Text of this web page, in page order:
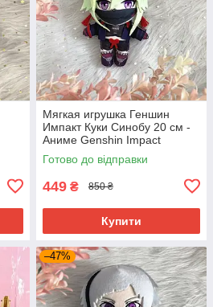
Мягкая игрушка Геншин
Импакт Куки Синобу 20 см -
Аниме Genshin Impact
Готово до відправки
449 ₴ 850 ₴
Купити
–47%